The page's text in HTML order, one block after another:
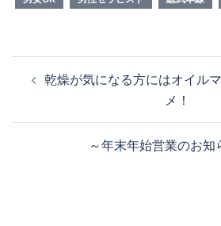
乾燥が気になる方にはオイル
メ！
～年末年始営業のお知